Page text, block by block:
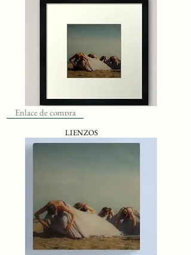
Enlace de compra
LIENZOS